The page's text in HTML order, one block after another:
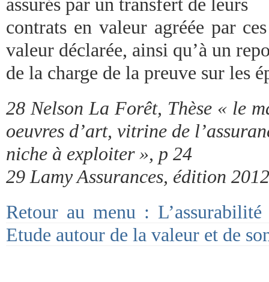
contrats en valeur agréée par
valeur déclarée, ainsi qu’à un
de la charge de la preuve sur les
28 Nelson La Forêt, Thèse « le
oeuvres d’art, vitrine de
niche à exploiter », p 24
29 Lamy Assurances, édition
Retour au menu :
Etude autour de la valeur et de